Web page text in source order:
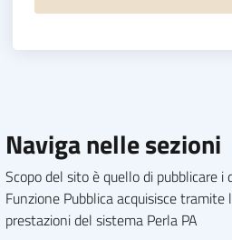
Naviga nelle sezioni
Scopo del sito è quello di pubblicare
Funzione Pubblica acquisisce
prestazioni del sistema Perla PA